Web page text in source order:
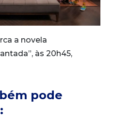
a novela
às 20h45,
pode